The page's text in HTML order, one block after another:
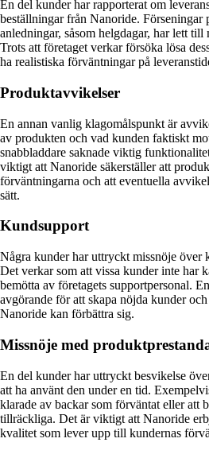
En del kunder har rapporterat om
beställningar från Nanoride. Förseningar
anledningar, såsom helgdagar, har lett till
Trots att företaget verkar försöka lösa
ha realistiska förväntningar på
Produktavvikelser
En annan vanlig klagomålspunkt är
av produkten och vad kunden faktiskt
snabbladdare saknade viktig
viktigt att Nanoride säkerställer att
förväntningarna och att eventuella
sätt.
Kundsupport
Några kunder har uttryckt missnöje över
Det verkar som att vissa kunder inte har
bemötta av företagets supportpersonal.
avgörande för att skapa nöjda kunder
Nanoride kan förbättra sig.
Missnöje med
En del kunder har uttryckt besvikelse
att ha använt den under en tid.
klarade av backar som förväntat eller att
tillräckliga. Det är viktigt att Nanoride
kvalitet som lever upp till kundernas